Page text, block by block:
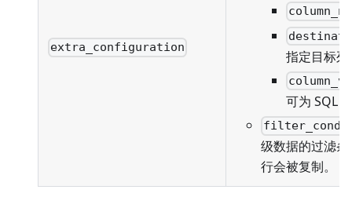
extra_configuration
指定目标
可为 SQL
级数据的过滤
行会被复制。